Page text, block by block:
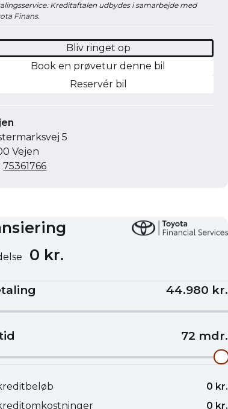
Kreditaftalen udbydes i samarbejde med
Finans.
Bliv ringet op
Book en prøvetur denne bil
Reservér bil
5
Vejen
75361766